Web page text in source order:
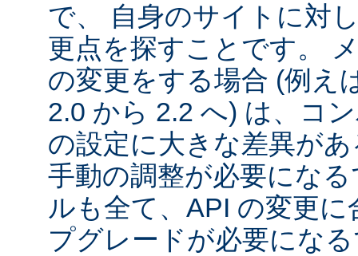
で、 自身のサイトに対
更点を探すことです。
の変更をする場合 (例え
2.0 から 2.2 へ) は、コ
の設定に大きな差異が
手動の調整が必要にな
ルも全て、API の変更
プグレードが必要にな